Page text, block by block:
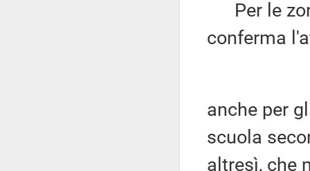
Per le
conferma
anche per
scuola
altresì, che